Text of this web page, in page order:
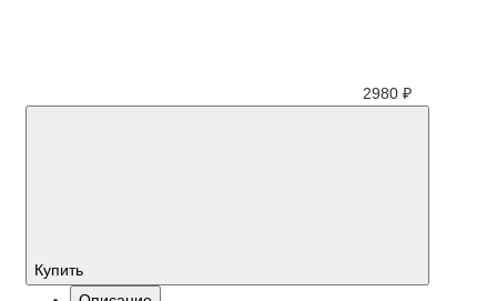
2980 ₽
Купить